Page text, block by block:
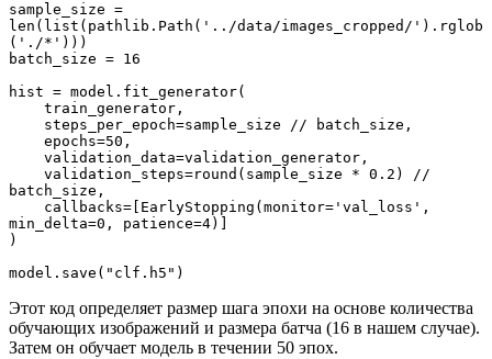
sample_size =
len(list(pathlib.Path('../data/images_cropped/').rglob
('./*')))
batch_size = 16
hist = model.fit_generator(
batch_size,
min_delta=0, patience=4)]
)
model.save("clf.h5")
Этот код определяет размер шага эпохи на основе количества
обучающих изображений и размера батча (16 в нашем случае).
Затем он обучает модель в течении 50 эпох.